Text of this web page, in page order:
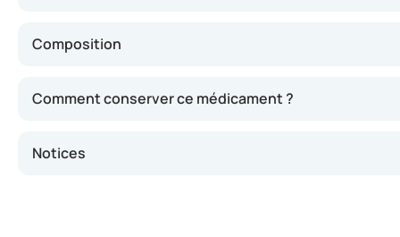
Composition
Comment conserver ce médicament ?
Notices